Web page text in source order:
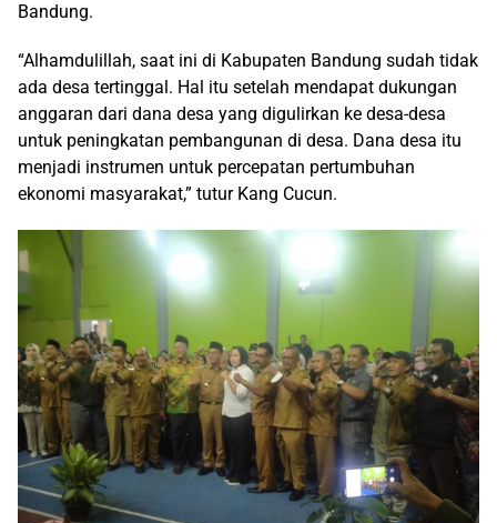
Bandung.
“Alhamdulillah, saat ini di Kabupaten Bandung sudah tidak
ada desa tertinggal. Hal itu setelah mendapat dukungan
anggaran dari dana desa yang digulirkan ke desa-desa
untuk peningkatan pembangunan di desa. Dana desa itu
menjadi instrumen untuk percepatan pertumbuhan
ekonomi masyarakat,” tutur Kang Cucun.